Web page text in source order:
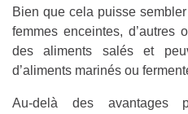
Bien que cela puisse
femmes enceintes, d’autres
des aliments salés et
d’aliments marinés ou
Au-delà des avantages